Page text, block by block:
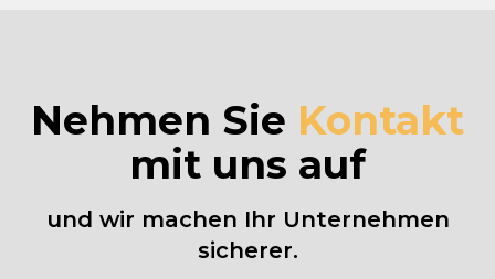
Nehmen Sie Kontakt
mit uns auf
und wir machen Ihr Unternehmen
sicherer.